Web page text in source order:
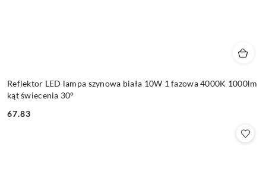
Reflektor LED lampa szynowa biała 10W 1 fazowa 4000K 1000lm
kąt świecenia 30°
Cena:
67.83